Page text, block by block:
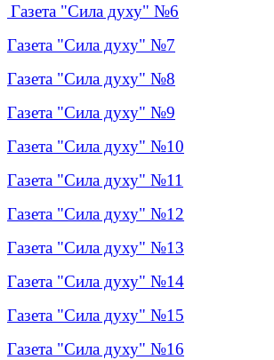
Газета "Сила духу" №6
Газета "Сила духу" №7
Газета "Сила духу" №8
Газета "Сила духу" №9
Газета "Сила духу" №10
Газета "Сила духу" №11
Газета "Сила духу" №12
Газета "Сила духу" №13
Газета "Сила духу" №14
Газета "Сила духу" №15
Газета "Сила духу" №16